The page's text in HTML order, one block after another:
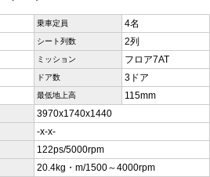
乗車定員 4名
シート列数 2列
ミッション フロア7AT
ドア数 3ドア
最低地上高 115mm
3970x1740x1440
-x-x-
122ps/5000rpm
20.4kg・m/1500～4000rpm